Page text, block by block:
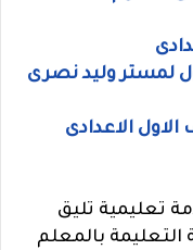
لمستر وليد نصرى
الاعدادى
تعليمية تليق
التعليمة بالمعلم